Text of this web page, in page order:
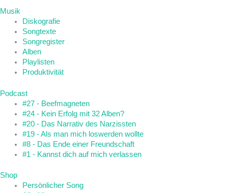
Musik
Diskografie
Songtexte
Songregister
Alben
Playlisten
Produktivität
Podcast
#27 - Beefmagneten
#24 - Kein Erfolg mit 32 Alben?
#20 - Das Narrativ des Narzissten
#19 - Als man mich loswerden wollte
#8 - Das Ende einer Freundschaft
#1 - Kannst dich auf mich verlassen
Shop
Persönlicher Song